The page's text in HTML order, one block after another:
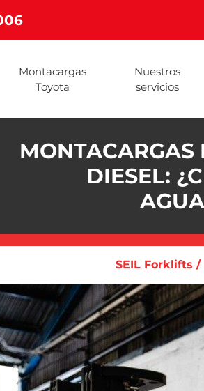
Montacargas
Toyota
Nuestros
servicios
MONTACARGAS
DIESEL:
SEIL Forklifts